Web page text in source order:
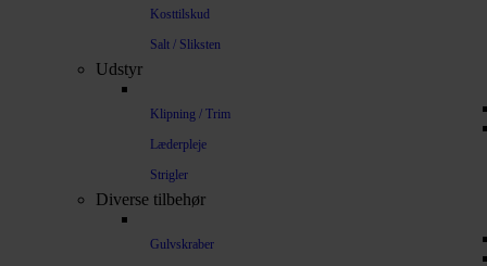
Kosttilskud
Salt / Sliksten
Udstyr
Klipning / Trim
Læderpleje
Strigler
Diverse tilbehør
Gulvskraber